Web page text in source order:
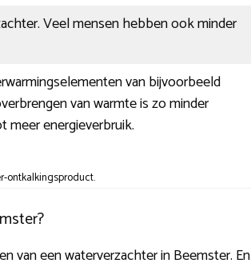
Veel mensen hebben ook minder
van bijvoorbeeld
van warmte is zo minder
energieverbruik.
ontkalkingsproduct.
van een waterverzachter in Beemster. En